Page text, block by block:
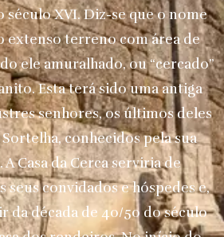
XVI. Diz-se que o nome
extenso terreno com área de
ele amuralhado, ou “cercado”
Esta terá sido uma antiga
senhores, os últimos deles
conhecidos pela sua
Casa da Cerca serviria de
seus convidados e hóspedes e,
da década de 40/50 do século